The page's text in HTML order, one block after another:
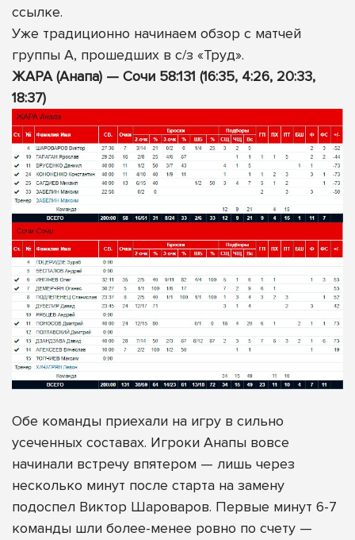
ссылке.
Уже традиционно начинаем обзор с матчей
группы А, прошедших в с/з «Труд».
ЖАРА (Анапа) — Сочи 58:131 (16:35, 4:26, 20:33,
18:37)
Обе команды приехали на игру в сильно
усеченных составах. Игроки Анапы вовсе
начинали встречу впятером — лишь через
несколько минут после старта на замену
подоспел Виктор Шароваров. Первые минут 6-7
команды шли более-менее ровно по счету —